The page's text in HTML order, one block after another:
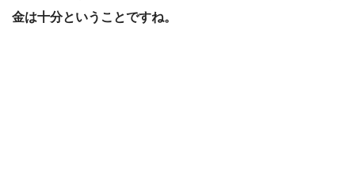
金は十分ということですね。